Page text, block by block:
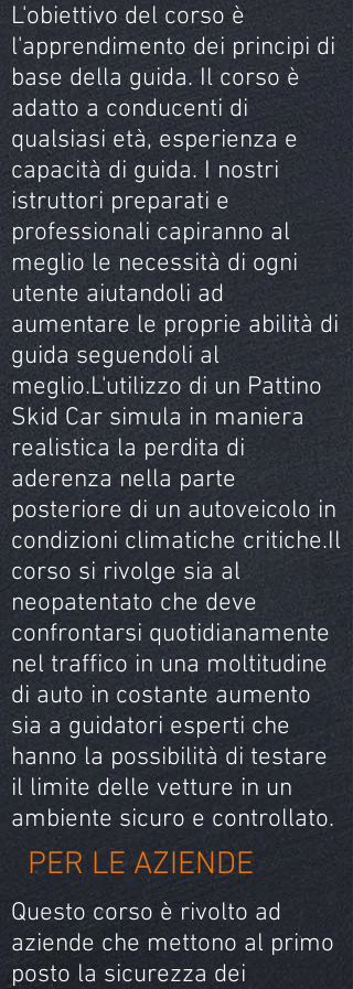
L'obiettivo del corso è
l'apprendimento dei principi di
base della guida. Il corso è
adatto a conducenti di
qualsiasi età, esperienza e
capacità di guida. I nostri
istruttori preparati e
professionali capiranno al
meglio le necessità di ogni
utente aiutandoli ad
aumentare le proprie abilità di
guida seguendoli al
meglio.L'utilizzo di un Pattino
Skid Car simula in maniera
realistica la perdita di
aderenza nella parte
posteriore di un autoveicolo in
condizioni climatiche critiche.Il
corso si rivolge sia al
neopatentato che deve
confrontarsi quotidianamente
nel traffico in una moltitudine
di auto in costante aumento
sia a guidatori esperti che
hanno la possibilità di testare
il limite delle vetture in un
ambiente sicuro e controllato.­
PER LE AZIENDE
Questo corso è rivolto ad
aziende che mettono al primo
posto la sicurezza dei